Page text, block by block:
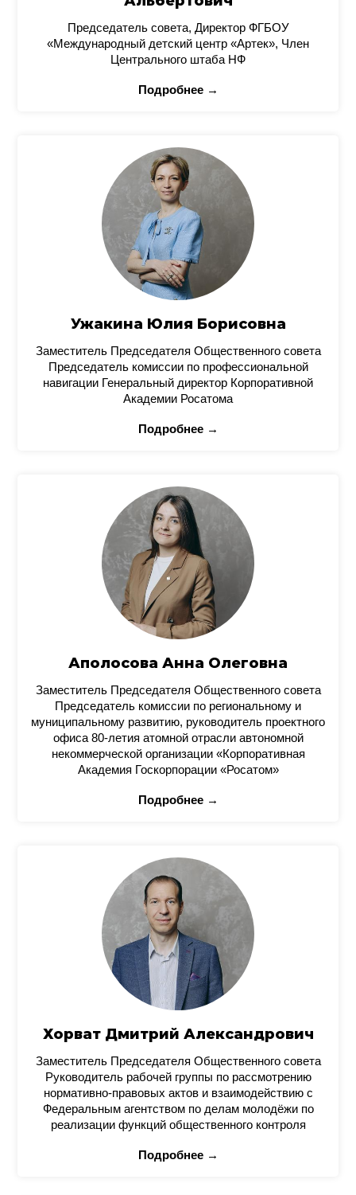
Председатель совета, Директор ФГБОУ
«Международный детский центр «Артек», Член
Центрального штаба НФ
Подробнее →
Ужакина Юлия Борисовна
Заместитель Председателя Общественного совета
Председатель комиссии по профессиональной
навигации Генеральный директор Корпоративной
Академии Росатома
Подробнее →
Аполосова Анна Олеговна
Заместитель Председателя Общественного совета
Председатель комиссии по региональному и
муниципальному развитию, руководитель проектного
офиса 80-летия атомной отрасли автономной
некоммерческой организации «Корпоративная
Академия Госкорпорации «Росатом»
Подробнее →
Хорват Дмитрий Александрович
Заместитель Председателя Общественного совета
Руководитель рабочей группы по рассмотрению
нормативно-правовых актов и взаимодействию с
Федеральным агентством по делам молодёжи по
реализации функций общественного контроля
Подробнее →